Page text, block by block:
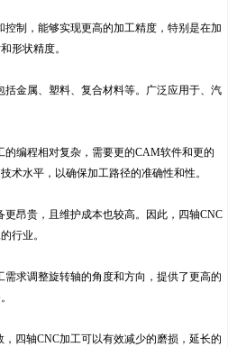
制，能够实现更高的加工精度，特别是在加
形状精度。
金属、塑料、复合材料等。广泛应用于、汽
编程相对复杂，需要更的CAM软件和更的
术水平，以确保加工路径的准确性和性。
昂贵，且维护成本也较高。因此，四轴CNC
行业。
求调整旋转轴的角度和方向，提供了更高的
四轴CNC加工可以有效减少的磨损，延长的